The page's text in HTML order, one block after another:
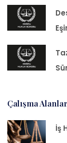
Çalışma
İş